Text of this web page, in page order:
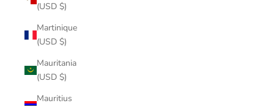
(USD $)
Martinique
(USD $)
Mauritania
(USD $)
Mauritius